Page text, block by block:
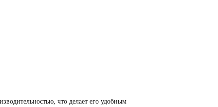
что делает его удобным